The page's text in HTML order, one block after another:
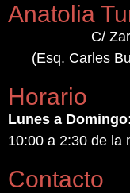
Anatolia
C/
(Esq. Carles
Horario
Lunes a
10:00 a 2:30 de la
Contacto